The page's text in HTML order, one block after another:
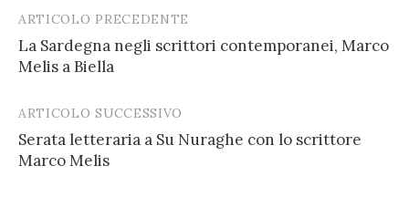
Post
navigation
ARTICOLO PRECEDENTE
La Sardegna negli scrittori contemporanei, Marco
Melis a Biella
ARTICOLO SUCCESSIVO
Serata letteraria a Su Nuraghe con lo scrittore
Marco Melis